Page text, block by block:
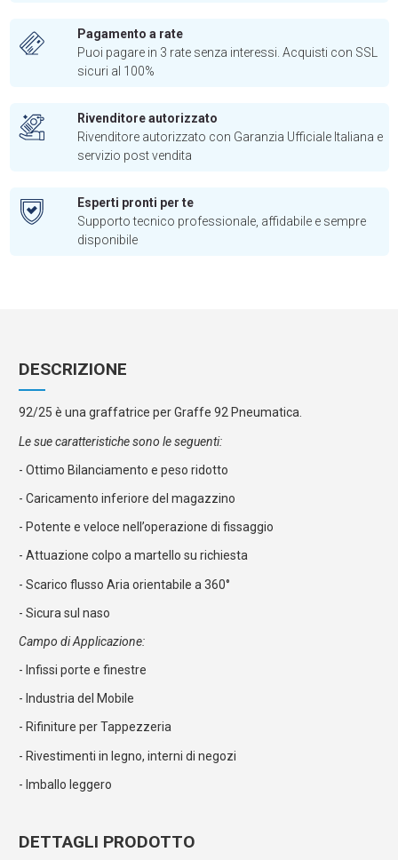
Pagamento a rate
Puoi pagare in 3 rate senza interessi. Acquisti con SSL
sicuri al 100%
Rivenditore autorizzato
Rivenditore autorizzato con Garanzia Ufficiale Italiana e
servizio post vendita
Esperti pronti per te
Supporto tecnico professionale, affidabile e sempre
disponibile
DESCRIZIONE
92/25 è una graffatrice per Graffe 92 Pneumatica.
Le sue caratteristiche sono le seguenti:
- Ottimo Bilanciamento e peso ridotto
- Caricamento inferiore del magazzino
- Potente e veloce nell’operazione di fissaggio
- Attuazione colpo a martello su richiesta
- Scarico flusso Aria orientabile a 360°
- Sicura sul naso
Campo di Applicazione:
- Infissi porte e finestre
- Industria del Mobile
- Rifiniture per Tappezzeria
- Rivestimenti in legno, interni di negozi
- Imballo leggero
DETTAGLI PRODOTTO